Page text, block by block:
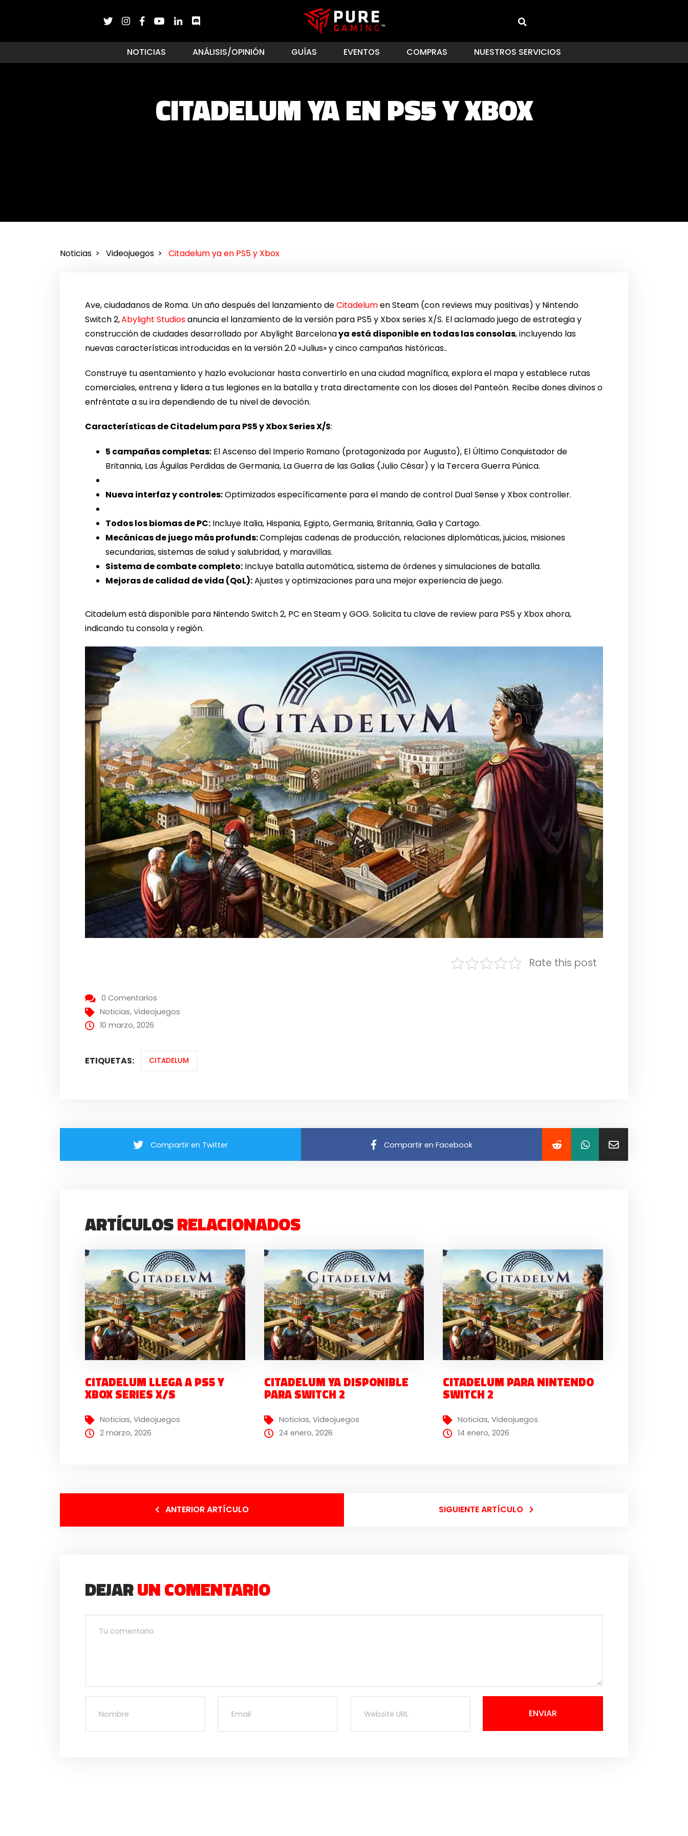
NOTICIAS ANÁLISIS/OPINIÓN GUÍAS EVENTOS COMPRAS NUESTROS SERVICIOS
CITADELUM YA EN PS5 Y XBOX
Noticias Videojuegos Citadelum ya en PS5 y Xbox
Ave, ciudadanos de Roma. Un año después del lanzamiento deCitadelumen Steam (con reviews muy positivas) y Nintendo
Switch 2,Abylight Studiosanuncia el lanzamiento de la versión para PS5 y Xbox series X/S. El aclamado juego de estrategia y
construcción de ciudades desarrollado por Abylight Barcelonaya está disponible en todas las consolas, incluyendo las
nuevas características introducidas en la versión 2.0 «Julius» y cinco campañas históricas..
Construye tu asentamiento y hazlo evolucionar hasta convertirlo en una ciudad magnífica, explora el mapa y establece rutas
comerciales, entrena y lidera a tus legiones en la batalla y trata directamente con los dioses del Panteón. Recibe dones divinos o
enfréntate a su ira dependiendo de tu nivel de devoción.
Características de Citadelum para PS5 y Xbox Series X/S:
5 campañas completas: El Ascenso del Imperio Romano (protagonizada por Augusto), El Último Conquistador de
Britannia, Las Águilas Perdidas de Germania, La Guerra de las Galias (Julio César) y la Tercera Guerra Púnica.
Nueva interfaz y controles:Optimizados específicamente para el mando de control Dual Sense y Xbox controller.
Todos los biomas de PC: Incluye Italia, Hispania, Egipto, Germania, Britannia, Galia y Cartago.
Mecánicas de juego más profunds:Complejas cadenas de producción, relaciones diplomáticas, juicios, misiones
secundarias, sistemas de salud y salubridad, y maravillas.
Sistema de combate completo: Incluye batalla automática, sistema de órdenes y simulaciones de batalla.
Mejoras de calidad de vida (QoL):Ajustes y optimizaciones para una mejor experiencia de juego.
Citadelum está disponible para Nintendo Switch 2, PC en Steam y GOG. Solicita tu clave de review para PS5 y Xbox ahora,
indicando tu consola y región.
Rate this post
0 Comentarios
Noticias,Videojuegos
10 marzo, 2026
ETIQUETAS: CITADELUM
Compartir en Twitter Compartir en Facebook
ARTÍCULOSRELACIONADOS
CITADELUM LLEGA A PS5 Y
XBOX SERIES X/S
Noticias,Videojuegos
2 marzo, 2026
CITADELUM YA DISPONIBLE
PARA SWITCH 2
Noticias, Videojuegos
24 enero, 2026
CITADELUM PARA NINTENDO
SWITCH 2
Noticias,Videojuegos
14 enero, 2026
ANTERIOR ARTÍCULO SIGUIENTE ARTÍCULO
DEJARUN COMENTARIO
ENVIAR